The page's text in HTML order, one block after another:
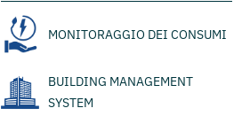
MONITORAGGIO DEI CONSUMI
BUILDING MANAGEMENT
SYSTEM